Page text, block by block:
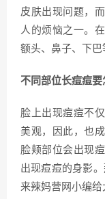
皮肤出现问题，
人的烦恼之一。
额头、鼻子、下巴
不同部位长痘痘要
脸上出现痘痘不
美观，因此，也
脸颊部位会出现
出现痘痘的身影
来辣妈营网小编给